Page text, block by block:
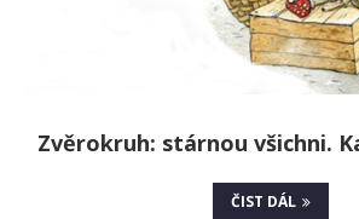
Zvěrokruh: stárnou všichni.
ČIST DÁL